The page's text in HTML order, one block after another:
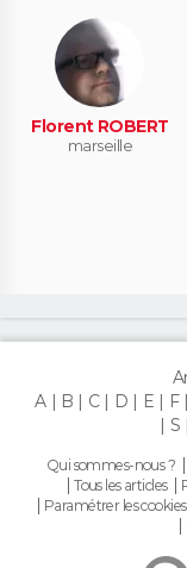
Florent ROBERT
marseille
A
B C D E F
S
Qui sommes-nous ?
Tous les articles
Paramétrer les cookies